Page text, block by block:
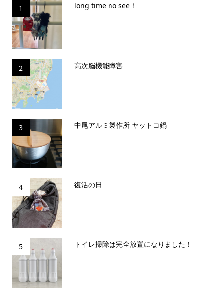
1 long time no see！
2 高次脳機能障害
3 中尾アルミ製作所 ヤットコ鍋
4 復活の日
5 トイレ掃除は完全放置になりました！